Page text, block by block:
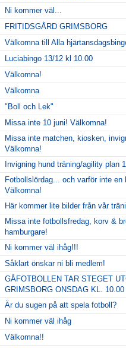
Ni kommer väl...
FRITIDSGÅRD GRIMSBORG
Välkomna till Alla
Luciabingo 13/12 kl 10.00
Välkomna!
Välkomna
"Boll och Lek"
Missa inte 10 juni! Välkomna!
Missa inte matchen, kiosken,
Välkomna!
Invigning hund träning/agility plan
Fotbollslördag... och varför inte en
Välkomna!
Här kommer lite bilder från vår
Missa inte fotbollsfredag, korv &
hamburgare!
Ni kommer väl ihåg!!!
Såklart önskar ni bli medlem!
GÅFOTBOLLEN TAR STEGET
GRIMSBORG ONSDAG KL. 10.00
Är du sugen på att spela fotboll?
Ni kommer väl ihåg
Välkomna!!